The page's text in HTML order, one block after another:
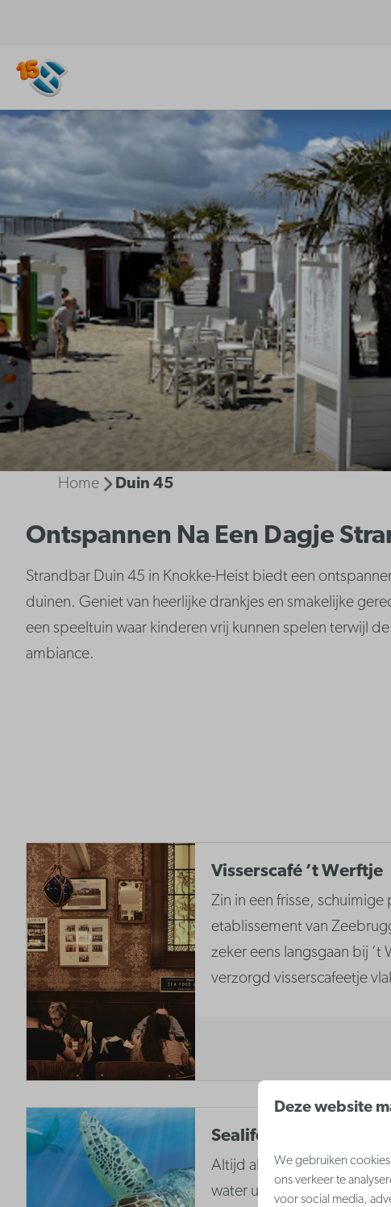
Home Duin 45
Ontspannen Na Een Dagje
Strandbar Duin 45 in Knokke-Heist biedt een
duinen. Geniet van heerlijke drankjes en smakelijke
een speeltuin waar kinderen vrij kunnen spelen terwijl
ambiance.
Visserscafé ’t Werftje
Zin in een frisse,
etablissement van
zeker eens langsgaan bij ’t
verzorgd visserscafeetje
Sealife
Altijd al willen zien hoe de
water uitziet? Bezoek
Deze website
We gebruiken
ons verkeer te
voor social media,